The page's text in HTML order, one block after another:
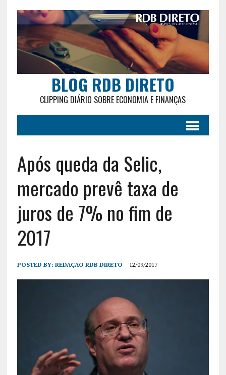
BLOG RDB DIRETO
CLIPPING DIÁRIO SOBRE ECONOMIA E FINANÇAS
Após queda da Selic,
mercado prevê taxa de
juros de 7% no fim de
2017
POSTED BY: REDAÇÃO RDB DIRETO 12/09/2017